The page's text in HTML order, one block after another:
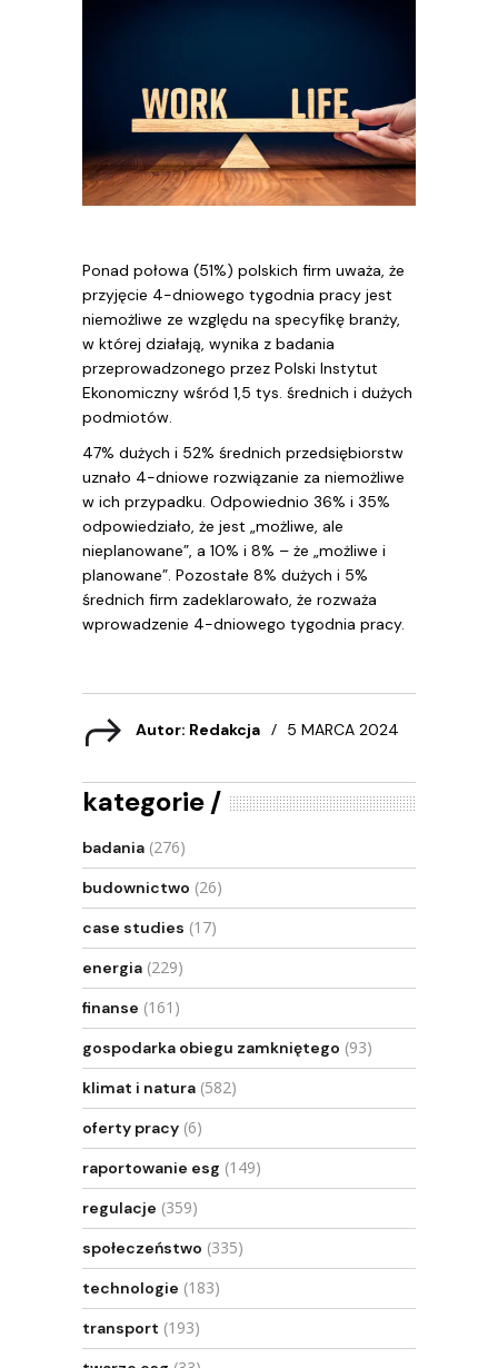
Ponad połowa (51%) polskich firm uważa, że
przyjęcie 4-dniowego tygodnia pracy jest
niemożliwe ze względu na specyfikę branży,
w której działają, wynika z badania
przeprowadzonego przez Polski Instytut
Ekonomiczny wśród 1,5 tys. średnich i dużych
podmiotów.
47% dużych i 52% średnich przedsiębiorstw
uznało 4-dniowe rozwiązanie za niemożliwe
w ich przypadku. Odpowiednio 36% i 35%
odpowiedziało, że jest „możliwe, ale
nieplanowane”, a 10% i 8% – że „możliwe i
planowane”. Pozostałe 8% dużych i 5%
średnich firm zadeklarowało, że rozważa
wprowadzenie 4-dniowego tygodnia pracy.
Autor: Redakcja 5 MARCA 2024
kategorie
badania (276)
budownictwo (26)
case studies (17)
energia (229)
finanse (161)
gospodarka obiegu zamkniętego (93)
klimat i natura (582)
oferty pracy (6)
raportowanie esg (149)
regulacje (359)
społeczeństwo (335)
technologie (183)
transport (193)